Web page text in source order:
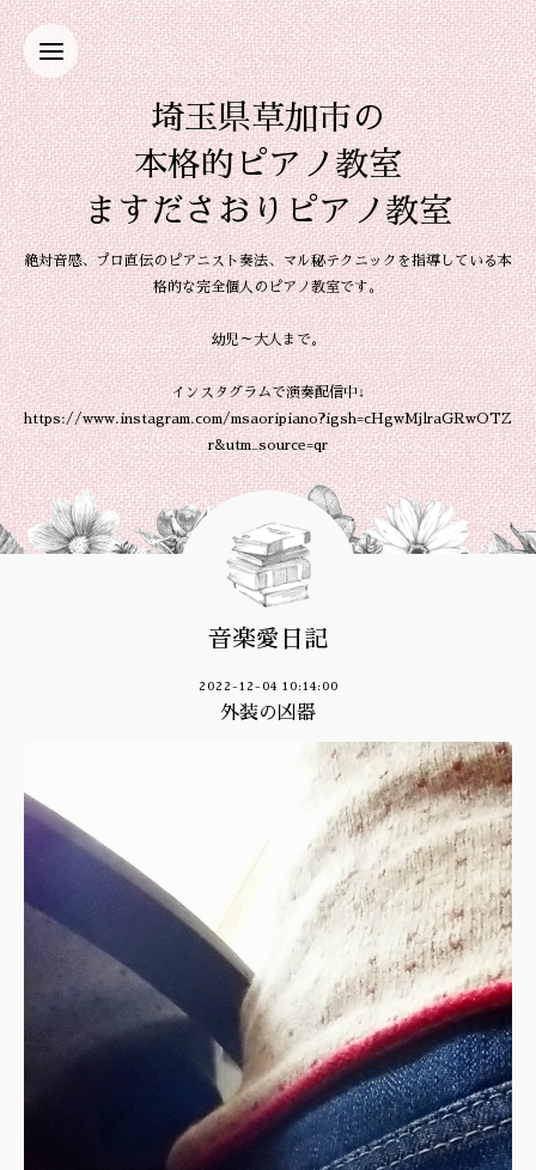
埼玉県草加市の
本格的ピアノ教室
ますださおりピアノ教室
絶対音感、プロ直伝のピアニスト奏法、マル秘テクニックを指導している本
格的な完全個人のピアノ教室です。
幼児～大人まで。
インスタグラムで演奏配信中↓
https://www.instagram.com/msaoripiano?igsh=cHgwMjlraGRwOTZ
r&utm_source=qr
音楽愛日記
2022-12-04 10:14:00
外装の凶器